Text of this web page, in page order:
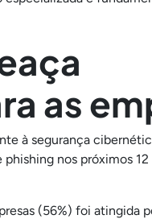
as
à segurança
nos próximos
(56%) foi atingida